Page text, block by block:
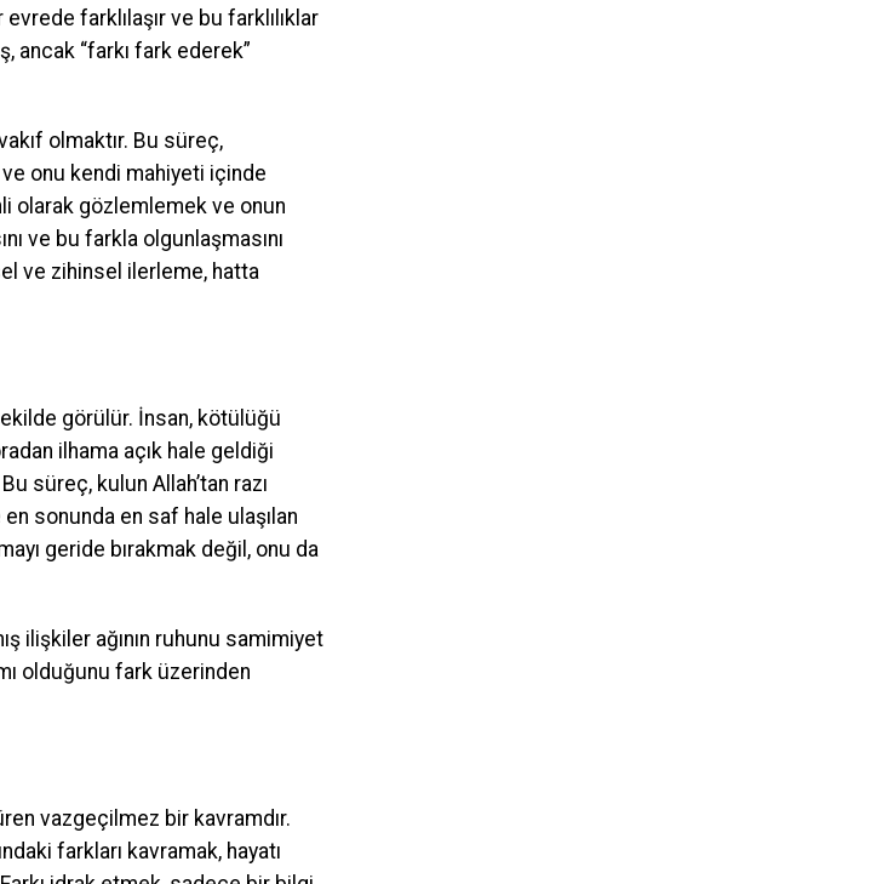
farklılaşır ve bu farklılıklar
ancak “farkı fark ederek”
olmaktır. Bu süreç,
ve onu kendi mahiyeti içinde
olarak gözlemlemek ve onun
ve bu farkla olgunlaşmasını
ve zihinsel ilerleme, hatta
görülür. İnsan, kötülüğü
ilhama açık hale geldiği
süreç, kulun Allah’tan razı
sonunda en saf hale ulaşılan
geride bırakmak değil, onu da
ilişkiler ağının ruhunu samimiyet
olduğunu fark üzerinden
vazgeçilmez bir kavramdır.
farkları kavramak, hayatı